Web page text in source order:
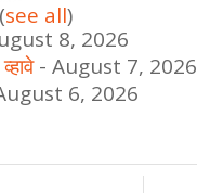
(see all)
8, 2026
- August 7, 2026
6, 2026